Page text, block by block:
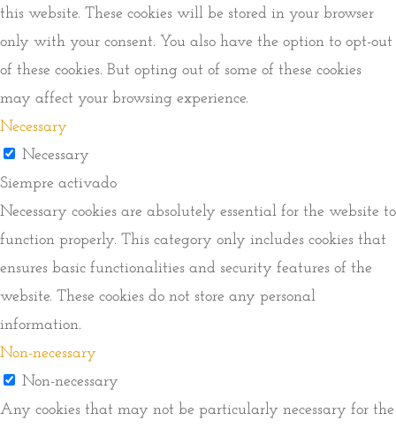
this website. These cookies will be stored in your browser
only with your consent. You also have the option to opt-out
of these cookies. But opting out of some of these cookies
may affect your browsing experience.
Necessary
Necessary
Siempre activado
Necessary cookies are absolutely essential for the website to
function properly. This category only includes cookies that
ensures basic functionalities and security features of the
website. These cookies do not store any personal
information.
Non-necessary
Non-necessary
Any cookies that may not be particularly necessary for the